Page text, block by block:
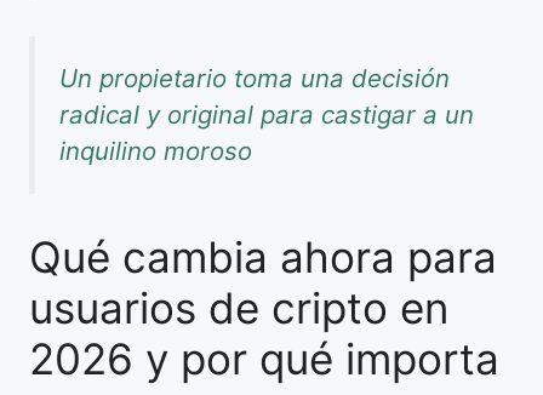
Un propietario toma una decisión
radical y original para castigar a un
inquilino moroso
Qué cambia ahora para
usuarios de cripto en
2026 y por qué importa